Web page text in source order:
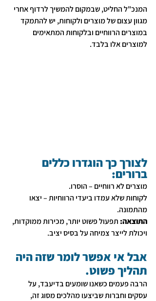
המנכ"ל החליט, שבמקום להמשיך לרדוף אחרי
מגוון עצום של מוצרים ולקוחות, יש להתמקד
במוצרים הרווחיים ובלקוחות המתאימים
למוצרים אלו בלבד.
לצורך כך הוגדרו כללים
ברורים:
מוצרים לא רווחיים – הוסרו.
לקוחות שלא עמדו ביעדי הרווחיות – יצאו
מהתמונה.
התוצאה: תפעול פשוט יותר, מכירות ממוקדות,
ויכולת לייצר צמיחה על בסיס יציב.
אבל אי אפשר לומר שזה היה
תהליך פשוט.
הרבה פעמים כשאנו שומעים בדיעבד, על
עסקים וחברות שביצעו מהלכים מסוג זה,